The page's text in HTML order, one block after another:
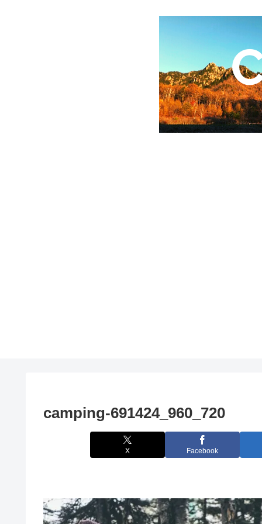
camping-691424_960_720
X Facebook